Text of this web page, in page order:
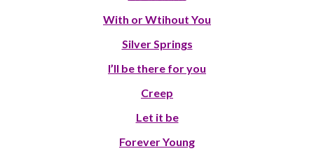
With or Wtihout You
Silver Springs
I’ll be there for you
Creep
Let it be
Forever Young